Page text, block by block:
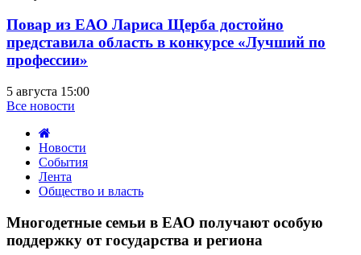
Повар из ЕАО Лариса Щерба достойно
представила область в конкурсе «Лучший по
профессии»
5 августа 15:00
Все новости
Новости
События
Лента
Общество и власть
семьи
ЕАО
Многодетные семьи в ЕАО получают особую
поддержку от государства и региона